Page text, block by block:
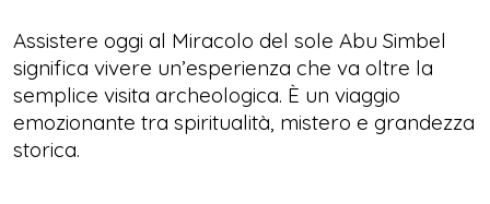
Assistere oggi al Miracolo del sole Abu Simbel
significa vivere un’esperienza che va oltre la
semplice visita archeologica. È un viaggio
emozionante tra spiritualità, mistero e grandezza
storica.